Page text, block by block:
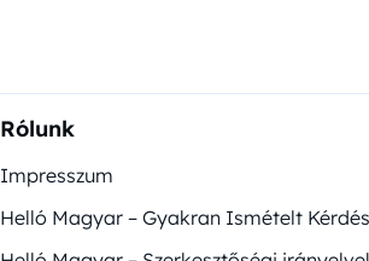
Rólunk
Impresszum
Helló Magyar – Gyakran Ismételt